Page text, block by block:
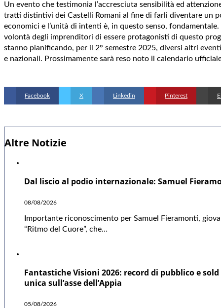
Altre Notizie
Dal liscio al podio internazionale: Samuel
08/08/2026
Importante riconoscimento per Samuel Fieramonti,
“Ritmo del Cuore”, che…
Fantastiche Visioni 2026: record di pubblico e
unica sull’asse dell’Appia
05/08/2026
Un evento che testimonia l’accresciuta sensibilità ed
tratti distintivi dei Castelli Romani al fine di farli diventare un
economici e l’unità di intenti è, in questo senso,
volontà degli imprenditori di essere protagonisti di questo
stanno pianificando, per il 2° semestre 2025, diversi altri
e nazionali. Prossimamente sarà reso noto il calendario
Facebook X Linkedin Pinterest